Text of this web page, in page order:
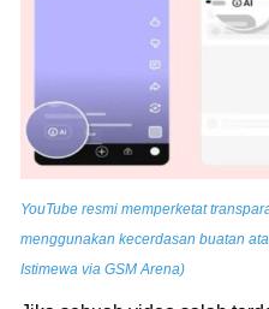
YouTube resmi memperketat
menggunakan kecerdasan buatan
Istimewa via GSM Arena)